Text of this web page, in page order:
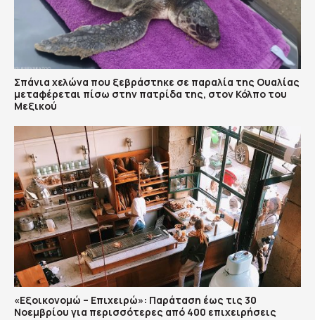
Σπάνια χελώνα που ξεβράστηκε σε παραλία της Ουαλίας
μεταφέρεται πίσω στην πατρίδα της, στον Κόλπο του
Μεξικού
«Εξοικονομώ – Επιχειρώ»: Παράταση έως τις 30
Νοεμβρίου για περισσότερες από 400 επιχειρήσεις